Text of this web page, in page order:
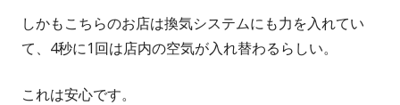
しかもこちらのお店は換気システムにも力を入れてい
て、4秒に1回は店内の空気が入れ替わるらしい。
これは安心です。